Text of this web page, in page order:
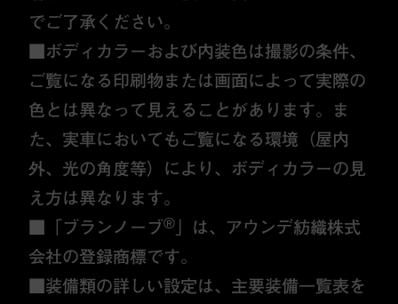
でご了承ください。
■ボディカラーおよび内装色は撮影の条件、
ご覧になる印刷物または画面によって実際の
色とは異なって見えることがあります。ま
た、実車においてもご覧になる環境（屋内
外、光の角度等）により、ボディカラーの見
え方は異なります。
■「ブランノーブ®
」は、アウンデ紡織株式
会社の登録商標です。
■装備類の詳しい設定は、主要装備一覧表を